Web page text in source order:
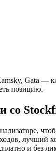
Gata —
позицию.
со
лучший
и без